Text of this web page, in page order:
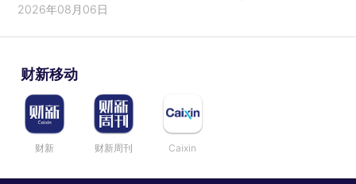
2026年08月06日
财新移动
财新 财新周刊 Caixin